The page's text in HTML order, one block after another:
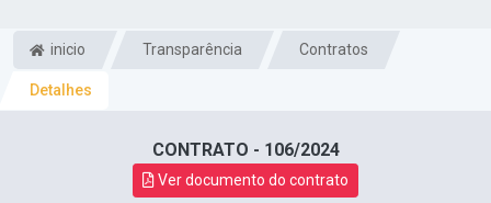
inicio Transparência Contratos
Detalhes
CONTRATO - 106/2024
Ver documento do contrato